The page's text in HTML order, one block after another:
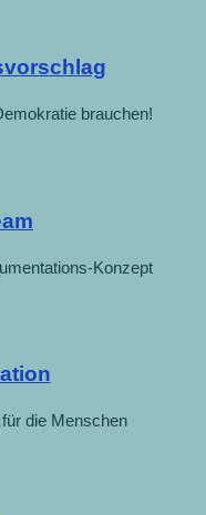
brauchen!
Konzept
die Menschen